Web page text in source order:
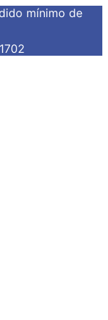
mínimo de